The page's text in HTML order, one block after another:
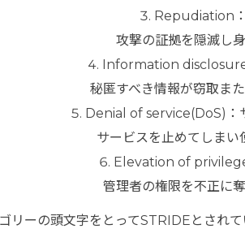
Repudiation
攻撃の証拠を隠滅し
Information
秘匿すべき情報が窃取ま
Denial of service(DoS)：
サービスを止めてしまい
Elevation of
管理者の権限を不正に
リーの頭文字をとってSTRIDEとされ